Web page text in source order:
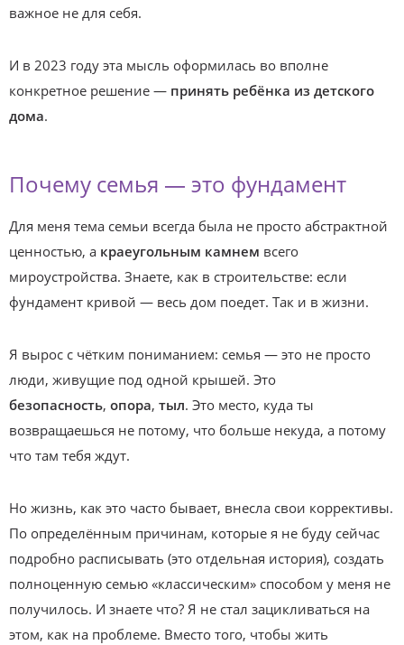
важное не для себя.
И в 2023 году эта мысль оформилась во вполне
конкретное решение — принять ребёнка из детского
дома.
Почему семья — это фундамент
Для меня тема семьи всегда была не просто абстрактной
ценностью, а краеугольным камнем всего
мироустройства. Знаете, как в строительстве: если
фундамент кривой — весь дом поедет. Так и в жизни.
Я вырос с чётким пониманием: семья — это не просто
люди, живущие под одной крышей. Это
безопасность, опора, тыл. Это место, куда ты
возвращаешься не потому, что больше некуда, а потому
что там тебя ждут.
Но жизнь, как это часто бывает, внесла свои коррективы.
По определённым причинам, которые я не буду сейчас
подробно расписывать (это отдельная история), создать
полноценную семью «классическим» способом у меня не
получилось. И знаете что? Я не стал зацикливаться на
этом, как на проблеме. Вместо того, чтобы жить